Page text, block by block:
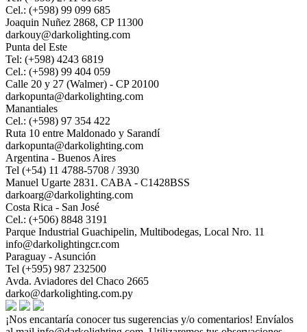
Cel.: (+598) 99 099 685
Joaquin Nuñez 2868, CP 11300
darkouy@darkolighting.com
Punta del Este
Tel: (+598) 4243 6819
Cel.: (+598) 99 404 059
Calle 20 y 27 (Walmer) - CP 20100
darkopunta@darkolighting.com
Manantiales
Cel.: (+598) 97 354 422
Ruta 10 entre Maldonado y Sarandí
darkopunta@darkolighting.com
Argentina - Buenos Aires
Tel (+54) 11 4788-5708 / 3930
Manuel Ugarte 2831. CABA - C1428BSS
darkoarg@darkolighting.com
Costa Rica - San José
Cel.: (+506) 8848 3191
Parque Industrial Guachipelin, Multibodegas, Local Nro. 11
info@darkolightingcr.com
Paraguay - Asunción
Tel (+595) 987 232500
Avda. Aviadores del Chaco 2665
darko@darkolighting.com.py
¡Nos encantaría conocer tus sugerencias y/o comentarios! Envíalos